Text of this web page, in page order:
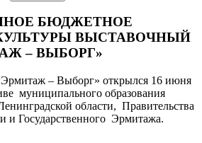
БЮДЖЕТНОЕ
ВЫСТАВОЧНЫЙ
– ВЫБОРГ»
– Выборг» открылся 16 июня
муниципального образования
области, Правительства
и Государственного Эрмитажа.